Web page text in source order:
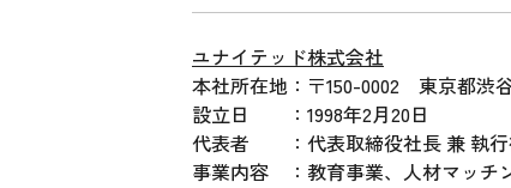
ユナイテッド株式会社
本社所在地：〒150-0002 東京都渋
設立日 ：1998年2月20日
代表者 ：代表取締役社長 兼 執
事業内容 ：教育事業、人材マッチ